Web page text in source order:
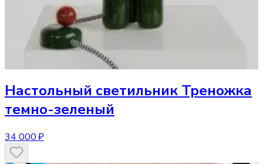
Настольный светильник Треножка
темно-зеленый
34 000 ₽